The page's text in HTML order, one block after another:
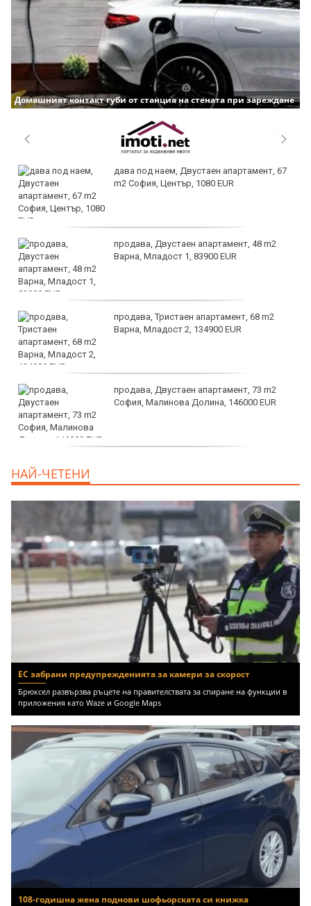
Домашният контакт губи от станция на стената при зареждане
дава под наем, Двустаен апартамент, 67
m2 София, Център, 1080 EUR
продава, Двустаен апартамент, 48 m2
Варна, Младост 1, 83900 EUR
продава, Тристаен апартамент, 68 m2
Варна, Младост 2, 134900 EUR
продава, Двустаен апартамент, 73 m2
София, Малинова Долина, 146000 EUR
НАЙ-ЧЕТЕНИ
ЕС забрани предупрежденията за камери за скорост
Брюксел развързва ръцете на правителствата за спиране на функции в
приложения като Waze и Google Maps
108-годишна жена поднови шофьорската си книжка